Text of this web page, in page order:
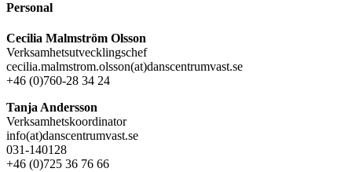
Personal
Cecilia Malmström Olsson
Verksamhetsutvecklingschef
cecilia.malmstrom.olsson(at)danscentrumvast.se
+46 (0)760-28 34 24
Tanja Andersson
Verksamhetskoordinator
info(at)danscentrumvast.se
031-140128
+46 (0)725 36 76 66